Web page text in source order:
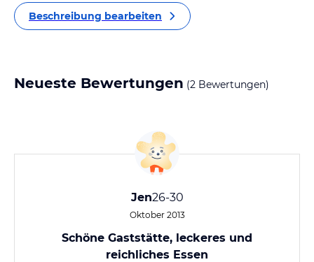
Beschreibung bearbeiten
Neueste Bewertungen (2 Bewertungen)
Jen26-30
Oktober 2013
Schöne Gaststätte, leckeres und
reichliches Essen